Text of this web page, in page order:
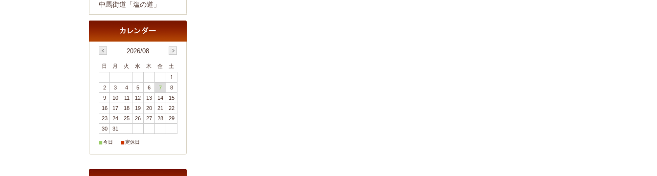
中馬街道「塩の道」
2026/08
日 月 火 水 木 金
土
1
2
3 4 5 6 7
8
9
10 11 12 13 14
15
16
17 18 19 20 21
22
23
24 25 26 27 28
29
30
31
■今日 ■定休日